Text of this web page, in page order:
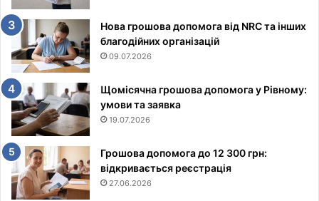
Нова грошова допомога від NRC та інших
благодійних організацій
09.07.2026
Щомісячна грошова допомога у Рівному:
умови та заявка
19.07.2026
Грошова допомога до 12 300 грн:
відкривається реєстрація
27.06.2026